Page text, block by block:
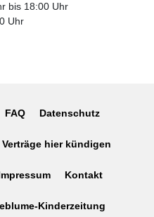
bis 18:00 Uhr
Uhr
FAQ Datenschutz
Verträge hier kündigen
Kontakt
Kinderzeitung